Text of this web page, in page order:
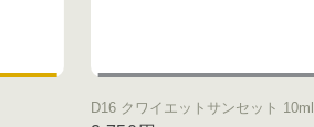
D16 クワイエットサンセット 10ml